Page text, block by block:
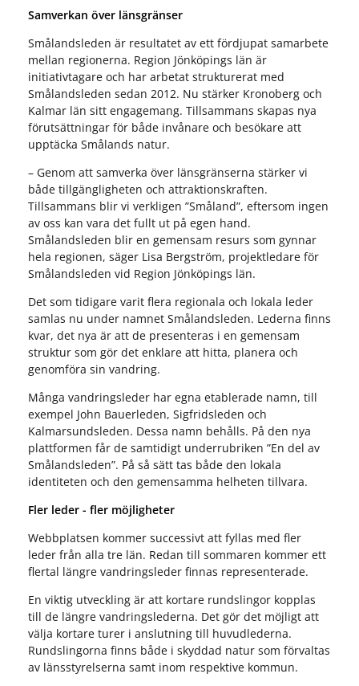
Samverkan över länsgränser
Smålandsleden är resultatet av ett fördjupat samarbete
mellan regionerna. Region Jönköpings län är
initiativtagare och har arbetat strukturerat med
Smålandsleden sedan 2012. Nu stärker Kronoberg och
Kalmar län sitt engagemang. Tillsammans skapas nya
förutsättningar för både invånare och besökare att
upptäcka Smålands natur.
– Genom att samverka över länsgränserna stärker vi
både tillgängligheten och attraktionskraften.
Tillsammans blir vi verkligen ”Småland”, eftersom ingen
av oss kan vara det fullt ut på egen hand.
Smålandsleden blir en gemensam resurs som gynnar
hela regionen, säger Lisa Bergström, projektledare för
Smålandsleden vid Region Jönköpings län.
Det som tidigare varit flera regionala och lokala leder
samlas nu under namnet Smålandsleden. Lederna finns
kvar, det nya är att de presenteras i en gemensam
struktur som gör det enklare att hitta, planera och
genomföra sin vandring.
Många vandringsleder har egna etablerade namn, till
exempel John Bauerleden, Sigfridsleden och
Kalmarsundsleden. Dessa namn behålls. På den nya
plattformen får de samtidigt underrubriken ”En del av
Smålandsleden”. På så sätt tas både den lokala
identiteten och den gemensamma helheten tillvara.
Fler leder - fler möjligheter
Webbplatsen kommer successivt att fyllas med fler
leder från alla tre län. Redan till sommaren kommer ett
flertal längre vandringsleder finnas representerade.
En viktig utveckling är att kortare rundslingor kopplas
till de längre vandringslederna. Det gör det möjligt att
välja kortare turer i anslutning till huvudlederna.
Rundslingorna finns både i skyddad natur som förvaltas
av länsstyrelserna samt inom respektive kommun.